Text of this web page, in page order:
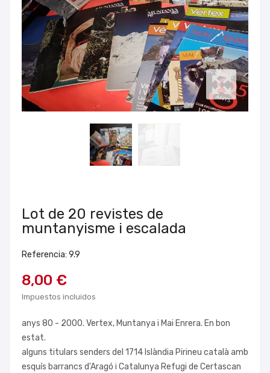
Lot de 20 revistes de
muntanyisme i escalada
Referencia: 9.9
8,00 €
Impuestos incluidos
anys 80 - 2000. Vertex, Muntanya i Mai Enrera. En bon
estat.
alguns titulars senders del 1714 Islàndia Pirineu català amb
esquís barrancs d'Aragó i Catalunya Refugi de Certascan